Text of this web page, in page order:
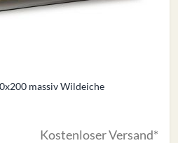
massiv Wildeiche
Kostenloser Versand*